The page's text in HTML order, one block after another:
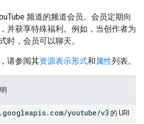
频道的频道会员。会员定期向
并获享特殊福利。例如，当创作者为
时，会员可以聊天。
请参阅其资源表示形式和属性列表。
. googleapis. com/youtube/v3 的 URI